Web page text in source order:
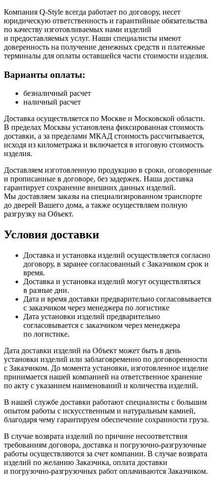
Компания Q-Style всегда работает по договору, несет
юридическую ответственность и гарантийные обязательства
по качеству изготовливаемых нами изделий
и предоставляемых услуг. Наши специалисты имеют
доверенность на получение денежных средств и платежные
терминалы для оплаты оставшейся части стоимости изделия.
Варианты оплаты:
безналичный расчет
наличный расчет
Доставка осуществляется по Москве и Московской области.
В пределах Москвы установлена фиксированная стоимость
доставки, а за пределами МКАД стоимость рассчитывается,
исходя из километража и включается в итоговую стоимость
изделия.
Доставляем изготовленную продукцию в сроки, оговоренные
и прописанные в договоре, без задержек. Наша доставка
гарантирует сохранение внешних данных изделий.
Мы доставляем заказы на специализированном транспорте
до дверей Вашего дома, а также осуществляем полную
разгрузку на Объект.
Условия доставки
Доставка и установка изделий осуществляется согласно
договору, в заранее согласованный с Заказчиком срок и
время.
Доставка и установка изделий могут осуществляться
в разные дни.
Дата и время доставки предварительно согласовывается
с заказчиком через менеджера по логистике
Дата установки изделий предварительно
согласовывается с заказчиком через менеджера
по логистике.
Дата доставки изделий на Объект может быть в день
установки изделий или заблаговременно по договоренности
с Заказчиком. До момента установки, изготовленное изделие
принимается нашей компанией на ответственное хранение
по акту с указанием наименований и количества изделий.
В нашей службе доставки работают специалисты с большим
опытом работы с искусственным и натуральным камней,
благодаря чему гарантируем обеспечение сохранности груза.
В случае возврата изделий по причине несоответствия
требованиям договора, доставка и погрузочно-разгрузочные
работы осуществляются за счет компании. В случае возврата
изделий по желанию Заказчика, оплата доставки
и погрузочно-разгрузочных работ оплачиваются Заказчиком.